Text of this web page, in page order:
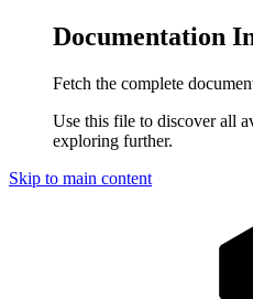
Documentation
Fetch the complete
Use this file to discover all
exploring further.
Skip to main content